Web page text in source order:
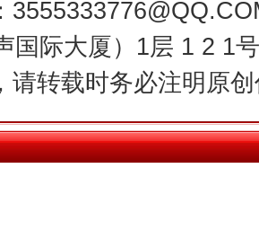
国际大厦）1层 1 2 1
请转载时务必注明原
中谋全局
今